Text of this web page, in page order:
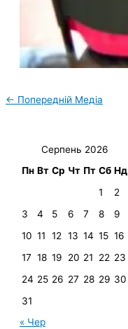
← Попередній Медіа
Серпень 2026
Пн Вт Ср Чт Пт Сб Нд
1
2
3
4 5 6 7 8
9
10 11 12 13 14 15 16
17 18 19 20 21 22 23
24 25 26 27 28 29 30
31
« Чер